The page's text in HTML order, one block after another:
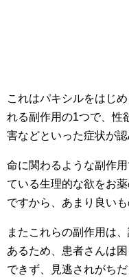
これはパキシルをはじ
れる副作用の1つで、性
害などといった症状が認
命に関わるような副作
ている生理的な欲をお
ですから、あまり良いも
またこれらの副作用は
あるため、患者さんは
できず、見逃されがち